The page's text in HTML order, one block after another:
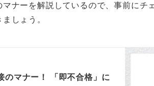
よりも大幅に早く到着してしまった場
、会場のロビーや外のベンチなど、企
などで忙しくされている可能性があ
くらいを目安に声をかけるようにし、
マナーを解説しているので、事前にチ
しょう。
のマナー！ 「即不合格」に